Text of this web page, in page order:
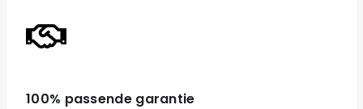
100% passende garantie